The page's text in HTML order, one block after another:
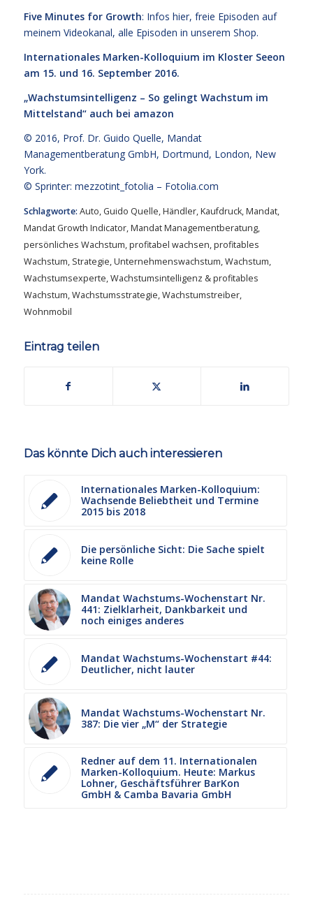
Five Minutes for Growth: Infos hier, freie Episoden auf
meinem Videokanal, alle Episoden in unserem Shop.
Internationales Marken-Kolloquium im Kloster Seeon
am 15. und 16. September 2016.
„Wachstumsintelligenz – So gelingt Wachstum im
Mittelstand“ auch bei amazon
© 2016, Prof. Dr. Guido Quelle, Mandat
Managementberatung GmbH, Dortmund, London, New
York.
© Sprinter: mezzotint_fotolia – Fotolia.com
Schlagworte: Auto, Guido Quelle,Händler,Kaufdruck,Mandat,
Mandat Growth Indicator,Mandat Managementberatung,
persönliches Wachstum,profitabel wachsen,profitables
Wachstum, Strategie,Unternehmenswachstum,Wachstum,
Wachstumsexperte,Wachstumsintelligenz & profitables
Wachstum,Wachstumsstrategie,Wachstumstreiber,
Wohnmobil
Eintrag teilen
Das könnte Dich auch interessieren
Internationales Marken-Kolloquium:
Wachsende Beliebtheit und Termine
2015 bis 2018
Die persönliche Sicht: Die Sache spielt
keine Rolle
Mandat Wachstums-Wochenstart Nr.
441: Zielklarheit, Dankbarkeit und
noch einiges anderes
Mandat Wachstums-Wochenstart #44:
Deutlicher, nicht lauter
Mandat Wachstums-Wochenstart Nr.
387: Die vier „M“ der Strategie
Redner auf dem 11. Internationalen
Marken-Kolloquium. Heute: Markus
Lohner, Geschäftsführer BarKon
GmbH & Camba Bavaria GmbH